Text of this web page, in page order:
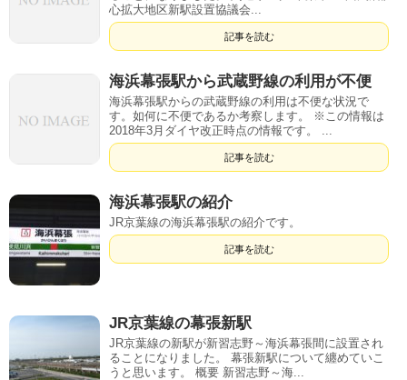
心拡大地区新駅設置協議会...
記事を読む
海浜幕張駅から武蔵野線の利用が不便
海浜幕張駅からの武蔵野線の利用は不便な状況で
す。如何に不便であるか考察します。 ※この情報は
2018年3月ダイヤ改正時点の情報です。 ...
記事を読む
海浜幕張駅の紹介
JR京葉線の海浜幕張駅の紹介です。
記事を読む
JR京葉線の幕張新駅
JR京葉線の新駅が新習志野～海浜幕張間に設置され
ることになりました。 幕張新駅について纏めていこ
うと思います。 概要 新習志野～海...